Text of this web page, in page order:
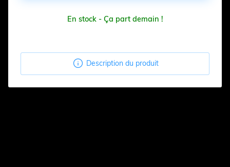
En stock - Ça part demain !
 Description du produit